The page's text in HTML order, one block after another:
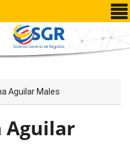
Aguilar Males
Aguilar